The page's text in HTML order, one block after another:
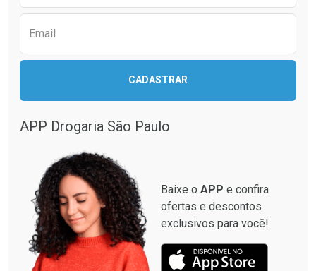
Comprar sem Desconto
Comprar sem Desconto
Comprar sem Desconto
Comprar sem Desconto
Email
CADASTRAR
APP Drogaria São Paulo
Baixe o APP e confira
ofertas e descontos
exclusivos para você!